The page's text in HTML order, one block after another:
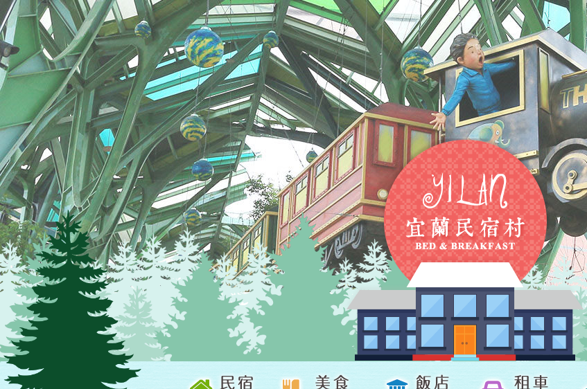
宜蘭民宿村
宜蘭民宿村，一次解決您宜蘭旅遊所有問題美食餐廳，租車導遊、 太平山、冬
山河、礁溪溫泉泡湯、頭城海岸衝浪、羅東夜市美食等，宜蘭民宿推薦，宜蘭
包棟民宿介紹給您大大的滿足。